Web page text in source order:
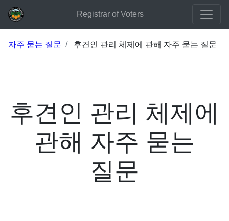
Registrar of Voters
자주 묻는 질문 후견인 관리 체제에 관해 자주 묻는 질문
후견인 관리 체제에
관해 자주 묻는
질문